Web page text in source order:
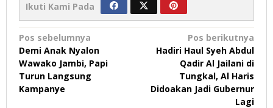
Ikuti Kami Pada
Navigasi
pos
Pos sebelumnya
Demi Anak Nyalon
Wawako Jambi, Papi
Turun Langsung
Kampanye
Pos berikutnya
Hadiri Haul Syeh Abdul
Qadir Al Jailani di
Tungkal, Al Haris
Didoakan Jadi Gubernur
Lagi